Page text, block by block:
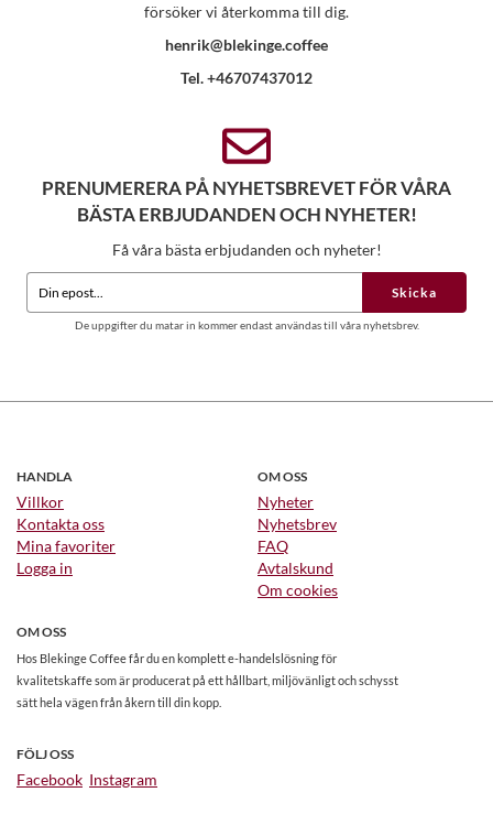
försöker vi återkomma till dig.
henrik@blekinge.coffee
Tel. +46707437012
PRENUMERERA PÅ NYHETSBREVET FÖR VÅRA
BÄSTA ERBJUDANDEN OCH NYHETER!
Få våra bästa erbjudanden och nyheter!
Skicka
De uppgifter du matar in kommer endast användas till våra nyhetsbrev.
HANDLA
Villkor
Kontakta oss
Mina favoriter
Logga in
OM OSS
Nyheter
Nyhetsbrev
FAQ
Avtalskund
Om cookies
OM OSS
Hos Blekinge Coffee får du en komplett e-handelslösning för
kvalitetskaffe som är producerat på ett hållbart, miljövänligt och schysst
sätt hela vägen från åkern till din kopp.
FÖLJ OSS
Facebook Instagram